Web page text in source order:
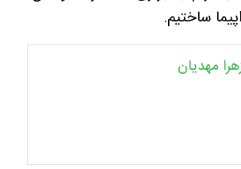
ساختیم.
مهدیان